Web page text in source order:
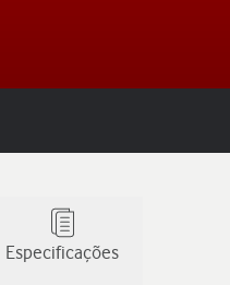
Especificações